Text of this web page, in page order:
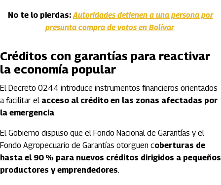
No te lo pierdas:Autoridades detienen a una persona por
presunta compra de votos en Bolívar.
Créditos con garantías para reactivar
la economía popular
El Decreto 0244 introduce instrumentos financieros orientados
a facilitar el acceso al crédito en las zonas afectadas por
la emergencia.
El Gobierno dispuso que el Fondo Nacional de Garantías y el
Fondo Agropecuario de Garantías otorguen coberturas de
hasta el 90 % para nuevos créditos dirigidos a pequeños
productores y emprendedores.